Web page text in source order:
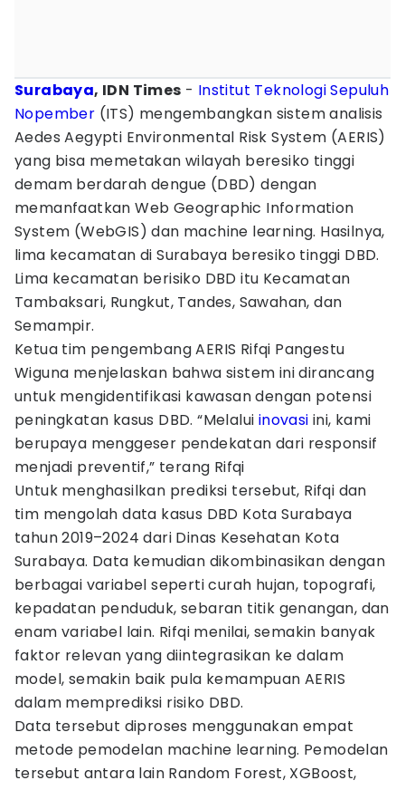
Surabaya, IDN Times - Institut Teknologi Sepuluh
Nopember (ITS) mengembangkan sistem analisis
Aedes Aegypti Environmental Risk System (AERIS)
yang bisa memetakan wilayah beresiko tinggi
demam berdarah dengue (DBD) dengan
memanfaatkan Web Geographic Information
System (WebGIS) dan machine learning. Hasilnya,
lima kecamatan di Surabaya beresiko tinggi DBD.
Lima kecamatan berisiko DBD itu Kecamatan
Tambaksari, Rungkut, Tandes, Sawahan, dan
Semampir.
Ketua tim pengembang AERIS Rifqi Pangestu
Wiguna menjelaskan bahwa sistem ini dirancang
untuk mengidentifikasi kawasan dengan potensi
peningkatan kasus DBD. “Melalui inovasi ini, kami
berupaya menggeser pendekatan dari responsif
menjadi preventif,” terang Rifqi
Untuk menghasilkan prediksi tersebut, Rifqi dan
tim mengolah data kasus DBD Kota Surabaya
tahun 2019–2024 dari Dinas Kesehatan Kota
Surabaya. Data kemudian dikombinasikan dengan
berbagai variabel seperti curah hujan, topografi,
kepadatan penduduk, sebaran titik genangan, dan
enam variabel lain. Rifqi menilai, semakin banyak
faktor relevan yang diintegrasikan ke dalam
model, semakin baik pula kemampuan AERIS
dalam memprediksi risiko DBD.
Data tersebut diproses menggunakan empat
metode pemodelan machine learning. Pemodelan
tersebut antara lain Random Forest, XGBoost,